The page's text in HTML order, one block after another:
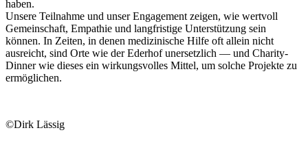
haben.
Unsere Teilnahme und unser Engagement zeigen, wie wertvoll
Gemeinschaft, Empathie und langfristige Unterstützung sein
können. In Zeiten, in denen medizinische Hilfe oft allein nicht
ausreicht, sind Orte wie der Ederhof unersetzlich — und Charity-
Dinner wie dieses ein wirkungsvolles Mittel, um solche Projekte zu
ermöglichen.
©Dirk Lässig